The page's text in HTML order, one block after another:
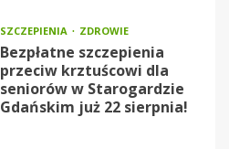
SZCZEPIENIA ZDROWIE
Bezpłatne szczepienia
przeciw krztuścowi dla
seniorów w Starogardzie
Gdańskim już 22 sierpnia!